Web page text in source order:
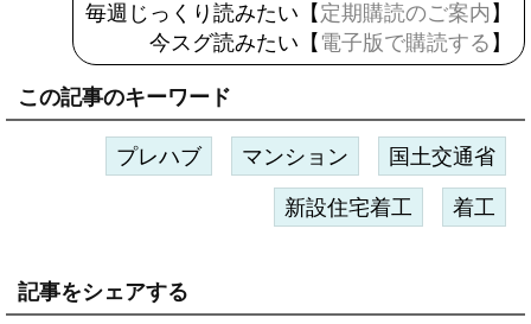
毎週じっくり読みたい【 定期購読のご案内 】
今スグ読みたい【 電子版で購読する 】
この記事のキーワード
プレハブ マンション 国土交通省
新設住宅着工 着工
記事をシェアする